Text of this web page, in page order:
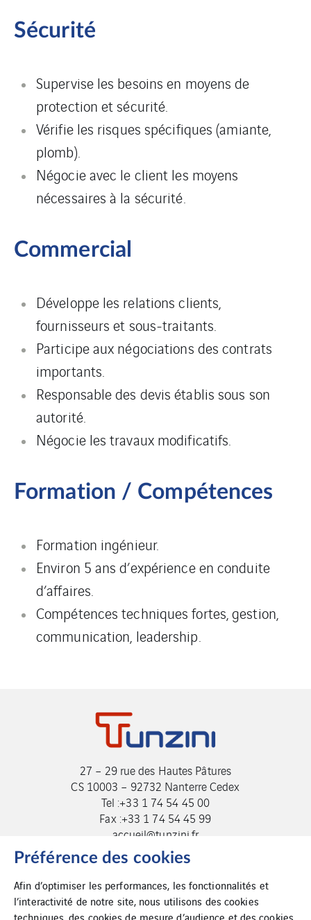
Sécurité
Supervise les besoins en moyens de
protection et sécurité.
Vérifie les risques spécifiques (amiante,
plomb).
Négocie avec le client les moyens
nécessaires à la sécurité.
Commercial
Développe les relations clients,
fournisseurs et sous-traitants.
Participe aux négociations des contrats
importants.
Responsable des devis établis sous son
autorité.
Négocie les travaux modificatifs.
Formation / Compétences
Formation ingénieur.
Environ 5 ans d’expérience en conduite
d’affaires.
Compétences techniques fortes, gestion,
communication, leadership.
27 – 29 rue des Hautes Pâtures
CS 10003 – 92732 Nanterre Cedex
Tel :+33 1 74 54 45 00
Fax :+33 1 74 54 45 99
accueil@tunzini.fr
Préférence des cookies
Afin d’optimiser les performances, les fonctionnalités et
l’interactivité de notre site, nous utilisons des cookies
techniques, des cookies de mesure d’audience et des cookies